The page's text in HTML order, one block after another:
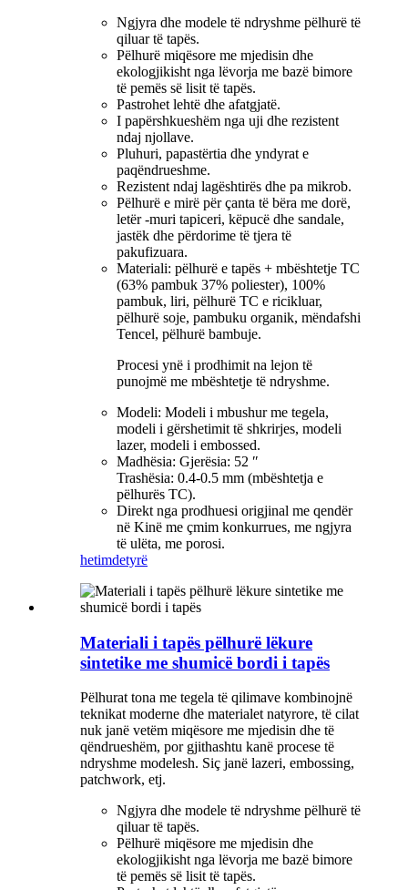
Ngjyra dhe modele të ndryshme pëlhurë të
qiluar të tapës.
Pëlhurë miqësore me mjedisin dhe
ekologjikisht nga lëvorja me bazë bimore
të pemës së lisit të tapës.
Pastrohet lehtë dhe afatgjatë.
I papërshkueshëm nga uji dhe rezistent
ndaj njollave.
Pluhuri, papastërtia dhe yndyrat e
paqëndrueshme.
Rezistent ndaj lagështirës dhe pa mikrob.
Pëlhurë e mirë për çanta të bëra me dorë,
letër -muri tapiceri, këpucë dhe sandale,
jastëk dhe përdorime të tjera të
pakufizuara.
Materiali: pëlhurë e tapës + mbështetje TC
(63% pambuk 37% poliester), 100%
pambuk, liri, pëlhurë TC e ricikluar,
pëlhurë soje, pambuku organik, mëndafshi
Tencel, pëlhurë bambuje.
Procesi ynë i prodhimit na lejon të
punojmë me mbështetje të ndryshme.
Modeli: Modeli i mbushur me tegela,
modeli i gërshetimit të shkrirjes, modeli
lazer, modeli i embossed.
Madhësia: Gjerësia: 52 ″
Trashësia: 0.4-0.5 mm (mbështetja e
pëlhurës TC).
Direkt nga prodhuesi origjinal me qendër
në Kinë me çmim konkurrues, me ngjyra
të ulëta, me porosi.
hetimdetyrë
Materiali i tapës pëlhurë lëkure
sintetike me shumicë bordi i tapës
Pëlhurat tona me tegela të qilimave kombinojnë
teknikat moderne dhe materialet natyrore, të cilat
nuk janë vetëm miqësore me mjedisin dhe të
qëndrueshëm, por gjithashtu kanë procese të
ndryshme modelesh. Siç janë lazeri, embossing,
patchwork, etj.
Ngjyra dhe modele të ndryshme pëlhurë të
qiluar të tapës.
Pëlhurë miqësore me mjedisin dhe
ekologjikisht nga lëvorja me bazë bimore
të pemës së lisit të tapës.